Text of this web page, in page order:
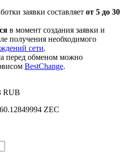
заявки составляет от 5 до 30
в момент создания заявки и
получения необходимого
сети.
перед обменом можно
BestChange.
RUB
ZEC